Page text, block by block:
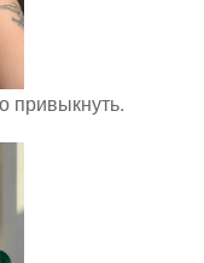
привыкнуть.